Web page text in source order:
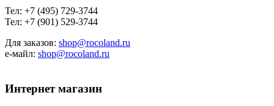
Тел: +7 (495) 729-3744
Тел: +7 (901) 529-3744
Для заказов: shop@rocoland.ru
е-майл: shop@rocoland.ru
Интернет магазин